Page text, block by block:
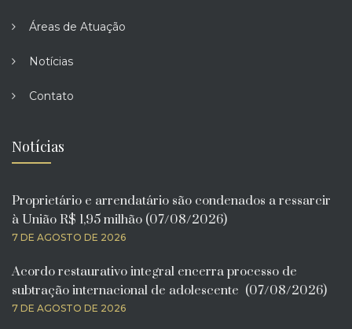
Áreas de Atuação
Notícias
Contato
Notícias
Proprietário e arrendatário são condenados a ressarcir
à União R$ 1,95 milhão (07/08/2026)
7 DE AGOSTO DE 2026
Acordo restaurativo integral encerra processo de
subtração internacional de adolescente (07/08/2026)
7 DE AGOSTO DE 2026